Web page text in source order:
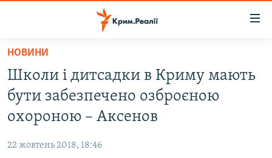
Перейти
основного
матеріалу
Перейти
до
основної
ВОДА.КРИМ
ВІДЕО ТА ФОТО
БЛОГИ
НОВИНИ
Школи і дитсадки в Криму мають
бути забезпечено озброєною
охороною – Аксенов
22 жовтень 2018, 18:46